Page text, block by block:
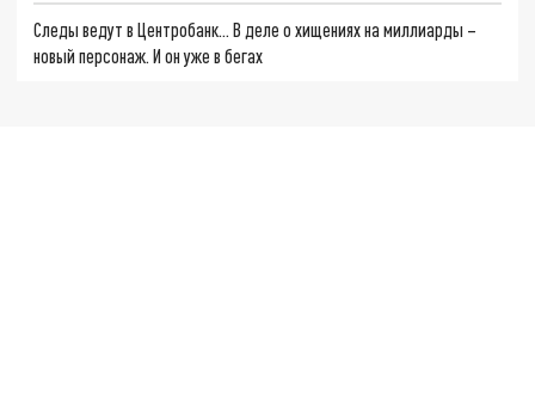
Следы ведут в Центробанк… В деле о хищениях на миллиарды –
новый персонаж. И он уже в бегах